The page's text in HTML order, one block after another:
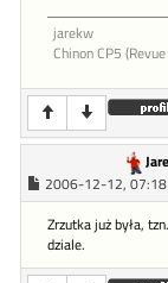
jarekw
Chinon CP5
2006-12-12, 07:18
Zrzutka już była,
dziale.